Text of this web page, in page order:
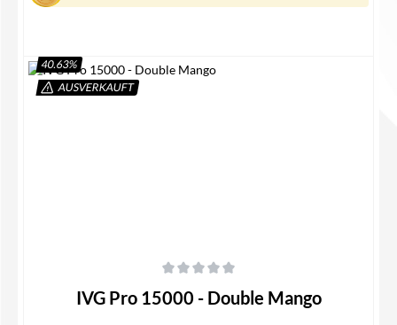
40.63%
AUSVERKAUFT
IVG Pro 15000 - Double Mango